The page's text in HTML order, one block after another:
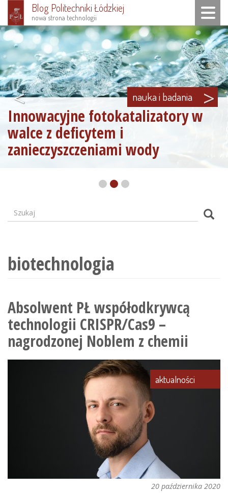
Przejdź
do
treści
Blog Politechniki Łódzkiej
nowa strona technologii
Toggle
Innowacyjne fotokatalizatory w
walce z deficytem i
zanieczyszczeniami wody
nauka i badania
< >
Formularz
Szukaj
biotechnologia
Absolwent PŁ współodkrywcą
technologii CRISPR/Cas9 –
nagrodzonej Noblem z chemii
aktualności
20 października 2020